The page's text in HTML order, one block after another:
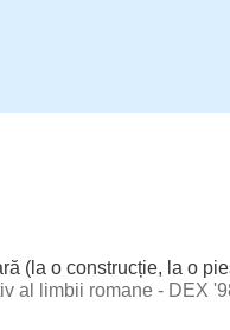
(la o construcție, la o
al limbii romane - DEX